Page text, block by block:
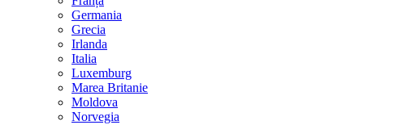
Germania
Grecia
Irlanda
Italia
Luxemburg
Marea Britanie
Moldova
Norvegia